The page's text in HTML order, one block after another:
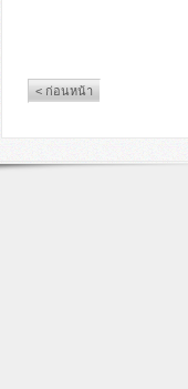
ข้อมู
< ก่อนหน้า